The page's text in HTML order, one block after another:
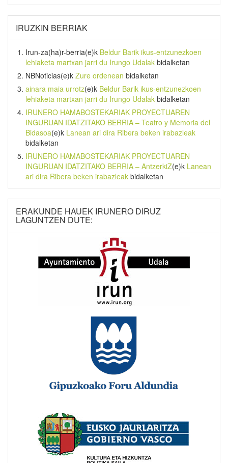
IRUZKIN BERRIAK
Irun-za(ha)r-berria(e)k Beldur Barik ikus-entzunezkoen
lehiaketa martxan jarri du Irungo Udalak bidalketan
NBNoticias(e)k Zure ordenean bidalketan
ainara maia urrotz(e)k Beldur Barik ikus-entzunezkoen
lehiaketa martxan jarri du Irungo Udalak bidalketan
IRUNERO HAMABOSTEKARIAK PROYECTUAREN
INGURUAN IDATZITAKO BERRIA – Teatro y Memoria del
Bidasoa(e)k Lanean ari dira Ribera beken irabazleak
bidalketan
IRUNERO HAMABOSTEKARIAK PROYECTUAREN
INGURUAN IDATZITAKO BERRIA – AntzerkiZ(e)k Lanean
ari dira Ribera beken irabazleak bidalketan
ERAKUNDE HAUEK IRUNERO DIRUZ
LAGUNTZEN DUTE: